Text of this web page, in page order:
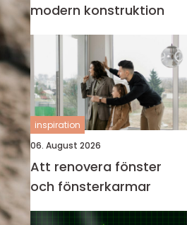
modern konstruktion
inspiration
06. August 2026
Att renovera fönster
och fönsterkarmar